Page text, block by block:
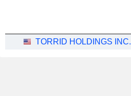
TORRID HOLDINGS INC.